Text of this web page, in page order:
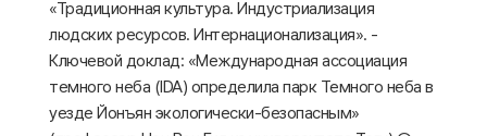
«Традиционная культура. Индустриализация
людских ресурсов. Интернационализация». -
Ключевой доклад: «Международная ассоциация
темного неба (IDA) определила парк Темного неба в
уезде Йонъян экологически-безопасным»